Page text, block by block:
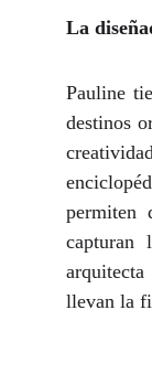
La
Pauline
destinos
permiten
capturan
llevan la